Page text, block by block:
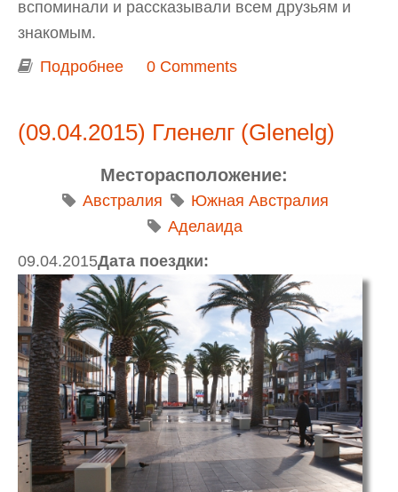
вспоминали и рассказывали всем друзьям и
знакомым.
Подробнее о Яркие краски Mount Lofty Botanic
0 Comments
(09.04.2015) Гленелг (Glenelg)
Месторасположение:
Австралия
Южная Австралия
Аделаида
Дата поездки:
09.04.2015